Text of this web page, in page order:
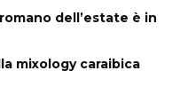
dell’estate è in
mixology caraibica